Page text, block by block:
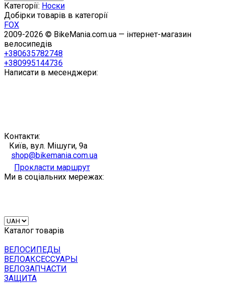
Категорії: Носки
Добірки товарів в категорії
FOX
2009-2026 © BikeMania.com.ua — інтернет-магазин
велосипедів
+380635782748
+380995144736
Написати в месенджери:
Контакти:
Київ, вул. Мішуги, 9а
shop@bikemania.com.ua
Прокласти маршрут
Ми в соціальних мережах:
Каталог товарів
ВЕЛОСИПЕДЫ
ВЕЛОАКСЕССУАРЫ
ВЕЛОЗАПЧАСТИ
ЗАЩИТА